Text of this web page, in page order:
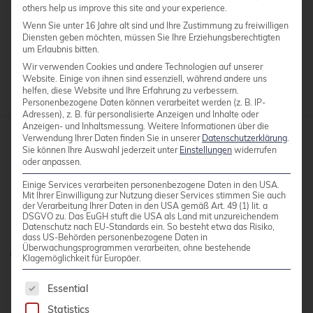
it looks exactly like accessing a local storage
system.
credativ GmbH
Hennes-Weisweiler-Allee 23
41179 Mönchengladbach
Meet us
Do you have any questions?
0800 credati(v)
+49 2161 9174200
others help us improve this site and your experience.
Wenn Sie unter 16 Jahre alt sind und Ihre Zustimmung zu freiwilligen
Diensten geben möchten, müssen Sie Ihre Erziehungsberechtigten
um Erlaubnis bitten.
Wir verwenden Cookies und andere Technologien auf unserer
Website. Einige von ihnen sind essenziell, während andere uns
helfen, diese Website und Ihre Erfahrung zu verbessern.
Personenbezogene Daten können verarbeitet werden (z. B. IP-
Adressen), z. B. für personalisierte Anzeigen und Inhalte oder
Anzeigen- und Inhaltsmessung. Weitere Informationen über die
Verwendung Ihrer Daten finden Sie in unserer Datenschutzerklärung.
Sie können Ihre Auswahl jederzeit unter Einstellungen widerrufen
oder anpassen.
Einige Services verarbeiten personenbezogene Daten in den USA.
Mit Ihrer Einwilligung zur Nutzung dieser Services stimmen Sie auch
der Verarbeitung Ihrer Daten in den USA gemäß Art. 49 (1) lit. a
DSGVO zu. Das EuGH stuft die USA als Land mit unzureichendem
Datenschutz nach EU-Standards ein. So besteht etwa das Risiko,
dass US-Behörden personenbezogene Daten in
Überwachungsprogrammen verarbeiten, ohne bestehende
Klagemöglichkeit für Europäer.
The following is a list of service groups for
Essential
Statistics